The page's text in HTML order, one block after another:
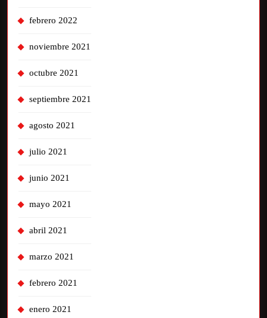
febrero 2022
noviembre 2021
octubre 2021
septiembre 2021
agosto 2021
julio 2021
junio 2021
mayo 2021
abril 2021
marzo 2021
febrero 2021
enero 2021